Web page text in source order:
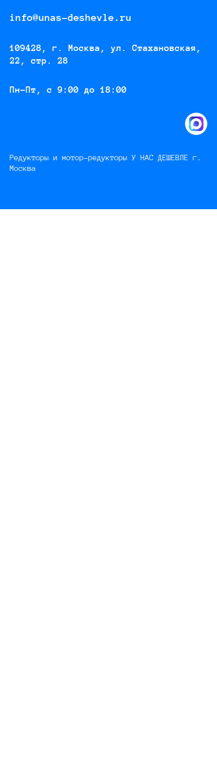
info@unas-deshevle.ru
109428, г. Москва, ул. Стахановская,
22, стр. 28
Пн-Пт, с 9:00 до 18:00
Редукторы и мотор-редукторы У НАС ДЕШЕВЛЕ г.
Москва